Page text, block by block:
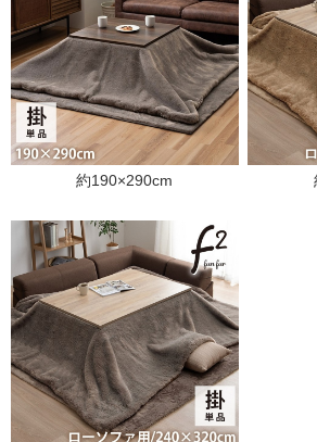
約190×290cm